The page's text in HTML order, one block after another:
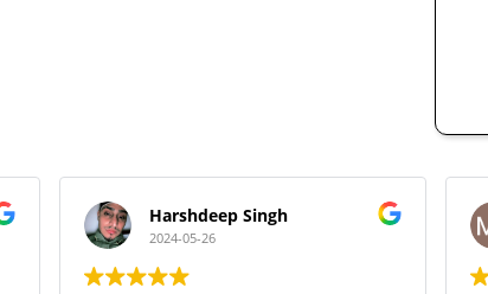
Harshdeep Singh
2024-05-26